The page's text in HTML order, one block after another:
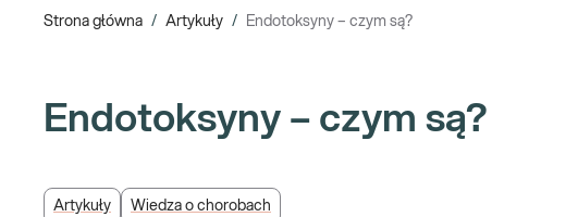
Strona główna / Artykuły / Endotoksyny – czym są?
Endotoksyny – czym są?
Artykuły Wiedza o chorobach